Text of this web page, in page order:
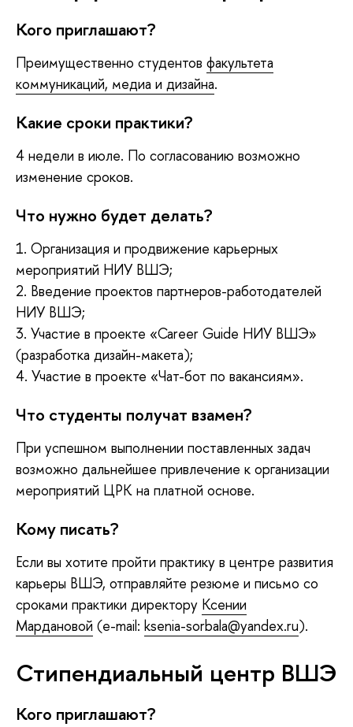
Кого приглашают?
Преимущественно студентов факультета
коммуникаций, медиа и дизайна.
Какие сроки практики?
4 недели в июле. По согласованию возможно
изменение сроков.
Что нужно будет делать?
1. Организация и продвижение карьерных
мероприятий НИУ ВШЭ;
2. Введение проектов партнеров-работодателей
НИУ ВШЭ;
3. Участие в проекте «Career Guide НИУ ВШЭ»
(разработка дизайн-макета);
4. Участие в проекте «Чат-бот по вакансиям».
Что студенты получат взамен?
При успешном выполнении поставленных задач
возможно дальнейшее привлечение к организации
мероприятий ЦРК на платной основе.
Кому писать?
Если вы хотите пройти практику в центре развития
карьеры ВШЭ, отправляйте резюме и письмо со
сроками практики директору Ксении
Мардановой (e-mail: ksenia-sorbala@yandex.ru).
Стипендиальный центр ВШЭ
Кого приглашают?